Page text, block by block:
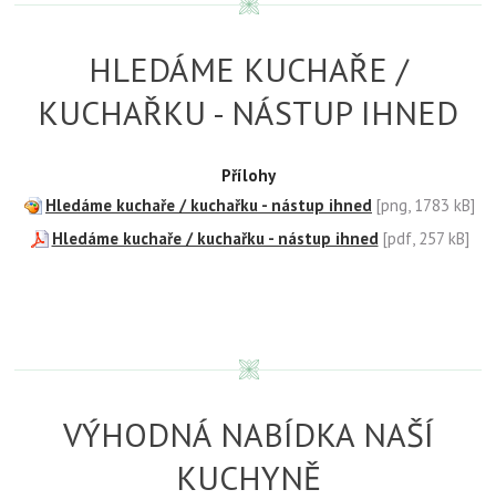
HLEDÁME KUCHAŘE /
KUCHAŘKU - NÁSTUP IHNED
Přílohy
Hledáme kuchaře / kuchařku - nástup ihned [png, 1783 kB]
Hledáme kuchaře / kuchařku - nástup ihned [pdf, 257 kB]
VÝHODNÁ NABÍDKA NAŠÍ
KUCHYNĚ